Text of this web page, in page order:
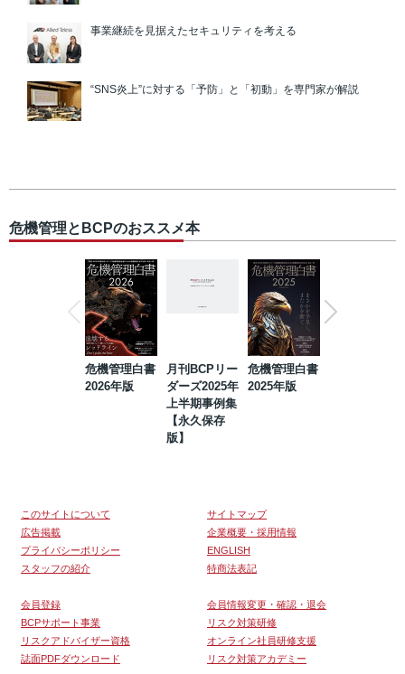
事業継続を見据えたセキュリティを考える
“SNS炎上”に対する「予防」と「初動」を専門家が解説
危機管理とBCPのおススメ本
危機管理白書
2026年版
月刊BCPリー
ダーズ2025年
上半期事例集
【永久保存
版】
危機管理白書
2025年版
このサイトについて
サイトマップ
広告掲載
企業概要・採用情報
プライバシーポリシー
ENGLISH
スタッフの紹介
特商法表記
会員登録
会員情報変更・確認・退会
BCPサポート事業
リスク対策研修
リスクアドバイザー資格
オンライン社員研修支援
誌面PDFダウンロード
リスク対策アカデミー